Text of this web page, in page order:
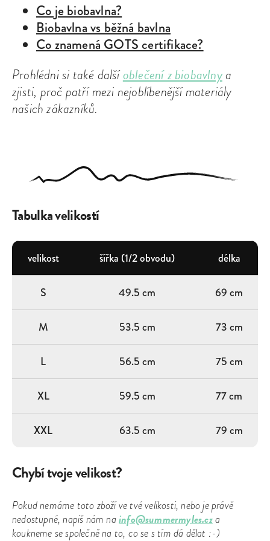
Co je biobavlna?
Biobavlna vs běžná bavlna
Co znamená GOTS certifikace?
Prohlédni si také dalšíoblečení z biobavlnya
zjisti, proč patří mezi nejoblíbenější materiály
našich zákazníků.
Tabulka velikostí
velikost šířka (1/2 obvodu) délka
S 49.5 cm 69 cm
M 53.5 cm 73 cm
L 56.5 cm 75 cm
XL 59.5 cm 77 cm
XXL 63.5 cm 79 cm
Chybí tvoje velikost?
Pokud nemáme toto zboží ve tvé velikosti, nebo je právě
nedostupné, napiš nám na info@summermyles.cza
koukneme se společně na to, co se s tím dá dělat :-)